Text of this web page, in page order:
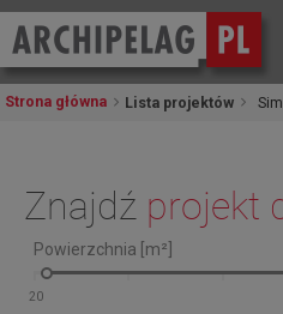
Strona główna Lista projektów
Znajdź projekt
Powierzchnia [m²]